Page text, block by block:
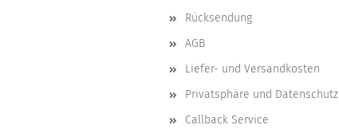
Rücksendung
AGB
Liefer- und Versandkosten
Privatsphäre und Datenschutz
Callback Service